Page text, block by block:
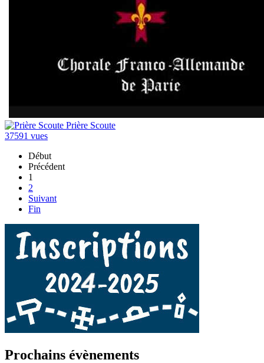
Prière Scoute
37591 vues
Début
Précédent
1
2
Suivant
Fin
Prochains évènements